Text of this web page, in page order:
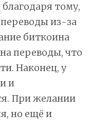
тому,
из-за
биткоина
переводы, что
Наконец, у
и
При желании
но ещё и